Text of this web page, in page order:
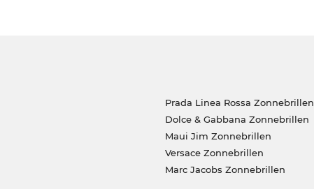
Prada Linea Rossa Zonnebrillen
Dolce & Gabbana Zonnebrillen
Maui Jim Zonnebrillen
Versace Zonnebrillen
Marc Jacobs Zonnebrillen